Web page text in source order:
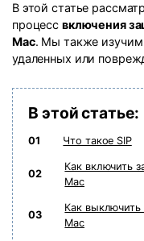
В этой статье
процесс включения
Mac. Мы также изучим
удаленных или
В этой статье:
01 Что такое SIP
02
Как включить
Mac
03
Как выключить
Mac